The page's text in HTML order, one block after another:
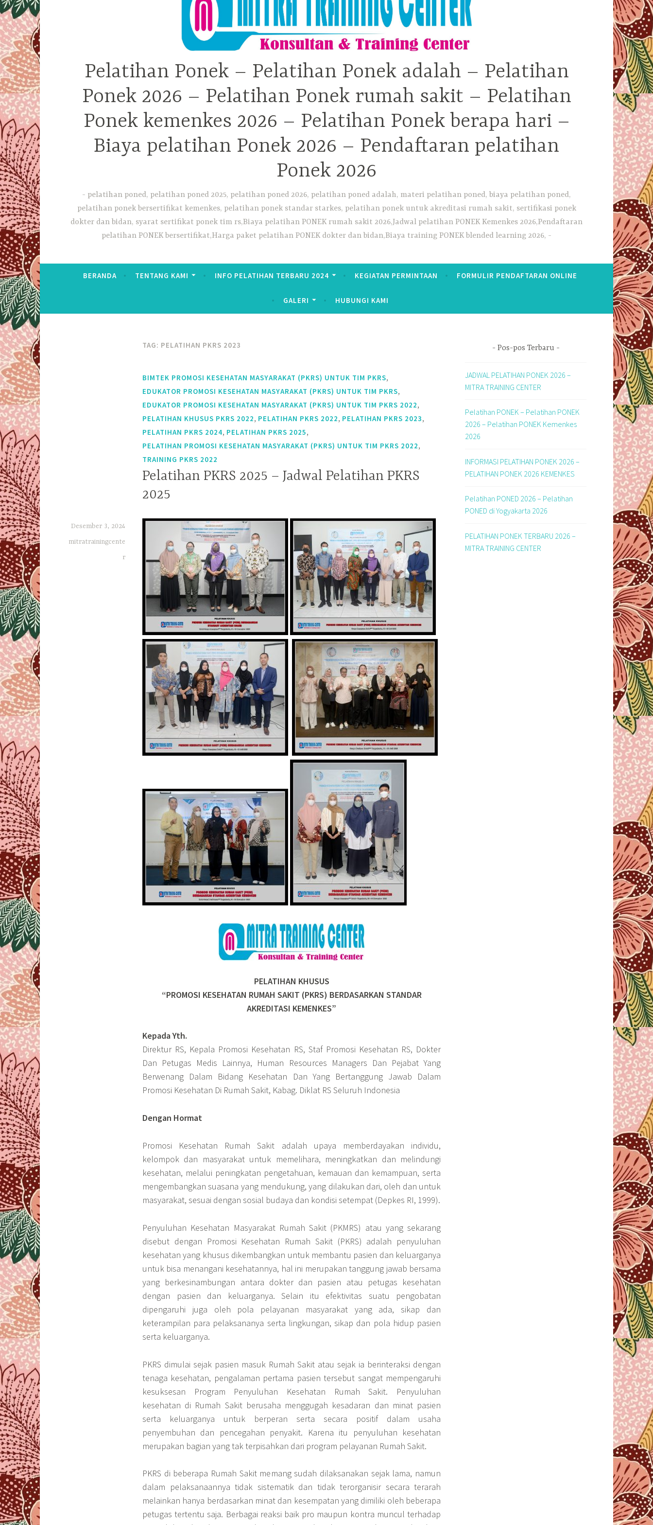
Pelatihan Ponek – Pelatihan Ponek adalah – Pelatihan
Ponek 2026 – Pelatihan Ponek rumah sakit – Pelatihan
Ponek kemenkes 2026 – Pelatihan Ponek berapa hari –
Biaya pelatihan Ponek 2026 – Pendaftaran pelatihan
Ponek 2026
pelatihan poned, pelatihan poned 2025, pelatihan poned 2026, pelatihan poned adalah, materi pelatihan poned, biaya pelatihan poned,
pelatihan ponek bersertifikat kemenkes, pelatihan ponek standar starkes, pelatihan ponek untuk akreditasi rumah sakit, sertifikasi ponek
dokter dan bidan, syarat sertifikat ponek tim rs,Biaya pelatihan PONEK rumah sakit 2026,Jadwal pelatihan PONEK Kemenkes 2026,Pendaftaran
pelatihan PONEK bersertifikat,Harga paket pelatihan PONEK dokter dan bidan,Biaya training PONEK blended learning 2026,
BERANDA TENTANG KAMI INFO PELATIHAN TERBARU 2024 KEGIATAN PERMINTAAN FORMULIR PENDAFTARAN ONLINE
GALERI HUBUNGI KAMI
TAG: PELATIHAN PKRS 2023
BIMTEK PROMOSI KESEHATAN MASYARAKAT (PKRS) UNTUK TIM PKRS,
EDUKATOR PROMOSI KESEHATAN MASYARAKAT (PKRS) UNTUK TIM PKRS,
EDUKATOR PROMOSI KESEHATAN MASYARAKAT (PKRS) UNTUK TIM PKRS 2022,
PELATIHAN KHUSUS PKRS 2022, PELATIHAN PKRS 2022, PELATIHAN PKRS 2023,
PELATIHAN PKRS 2024, PELATIHAN PKRS 2025,
PELATIHAN PROMOSI KESEHATAN MASYARAKAT (PKRS) UNTUK TIM PKRS 2022,
TRAINING PKRS 2022
Pelatihan PKRS 2025 – Jadwal Pelatihan PKRS
2025
Desember 3, 2024
mitratrainingcente
r
PELATIHAN KHUSUS
“PROMOSI KESEHATAN RUMAH SAKIT (PKRS) BERDASARKAN STANDAR
AKREDITASI KEMENKES”
Kepada Yth.
Direktur RS, Kepala Promosi Kesehatan RS, Staf Promosi Kesehatan RS, Dokter
Dan Petugas Medis Lainnya, Human Resources Managers Dan Pejabat Yang
Berwenang Dalam Bidang Kesehatan Dan Yang Bertanggung Jawab Dalam
Promosi Kesehatan Di Rumah Sakit, Kabag. Diklat RS Seluruh Indonesia
Dengan Hormat
Promosi Kesehatan Rumah Sakit adalah upaya memberdayakan individu,
kelompok dan masyarakat untuk memelihara, meningkatkan dan melindungi
kesehatan, melalui peningkatan pengetahuan, kemauan dan kemampuan, serta
mengembangkan suasana yang mendukung, yang dilakukan dari, oleh dan untuk
masyarakat, sesuai dengan sosial budaya dan kondisi setempat (Depkes RI, 1999).
Penyuluhan Kesehatan Masyarakat Rumah Sakit (PKMRS) atau yang sekarang
disebut dengan Promosi Kesehatan Rumah Sakit (PKRS) adalah penyuluhan
kesehatan yang khusus dikembangkan untuk membantu pasien dan keluarganya
untuk bisa menangani kesehatannya, hal ini merupakan tanggung jawab bersama
yang berkesinambungan antara dokter dan pasien atau petugas kesehatan
dengan pasien dan keluarganya. Selain itu efektivitas suatu pengobatan
dipengaruhi juga oleh pola pelayanan masyarakat yang ada, sikap dan
keterampilan para pelaksananya serta lingkungan, sikap dan pola hidup pasien
serta keluarganya.
PKRS dimulai sejak pasien masuk Rumah Sakit atau sejak ia berinteraksi dengan
tenaga kesehatan, pengalaman pertama pasien tersebut sangat mempengaruhi
kesuksesan Program Penyuluhan Kesehatan Rumah Sakit. Penyuluhan
kesehatan di Rumah Sakit berusaha menggugah kesadaran dan minat pasien
serta keluarganya untuk berperan serta secara positif dalam usaha
penyembuhan dan pencegahan penyakit. Karena itu penyuluhan kesehatan
merupakan bagian yang tak terpisahkan dari program pelayanan Rumah Sakit.
PKRS di beberapa Rumah Sakit memang sudah dilaksanakan sejak lama, namun
dalam pelaksanaannya tidak sistematik dan tidak terorganisir secara terarah
melainkan hanya berdasarkan minat dan kesempatan yang dimiliki oleh beberapa
petugas tertentu saja. Berbagai reaksi baik pro maupun kontra muncul terhadap
Pos-pos Terbaru
JADWAL PELATIHAN PONEK 2026 –
MITRA TRAINING CENTER
Pelatihan PONEK – Pelatihan PONEK
2026 – Pelatihan PONEK Kemenkes
2026
INFORMASI PELATIHAN PONEK 2026 –
PELATIHAN PONEK 2026 KEMENKES
Pelatihan PONED 2026 – Pelatihan
PONED di Yogyakarta 2026
PELATIHAN PONEK TERBARU 2026 –
MITRA TRAINING CENTER